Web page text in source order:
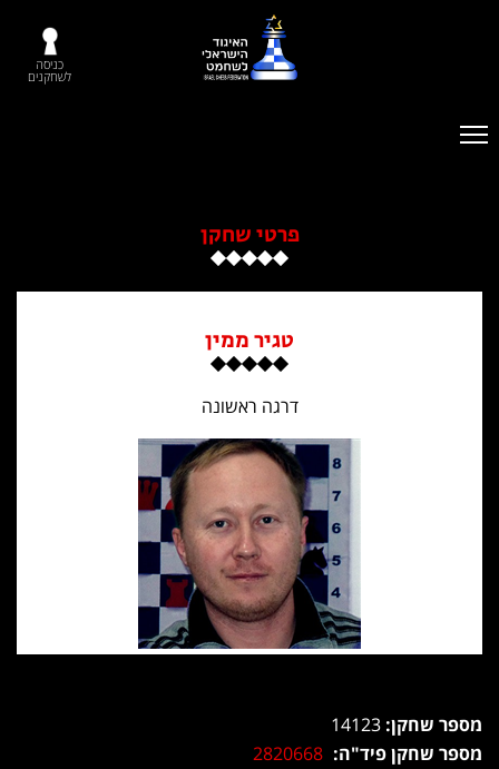
כניסה
לשחקנים
פרטי שחקן
טגיר ממין
דרגה ראשונה
מספר שחקן:
מספר שחקן פיד"ה: 2820668